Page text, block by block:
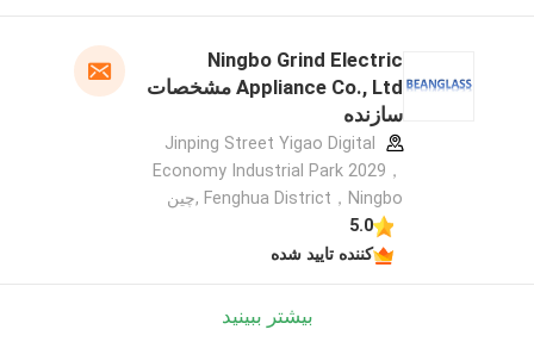
Ningbo Grind Electric
Appliance Co., Ltd مشخصات
سازنده
Jinping Street Yigao Digital
Economy Industrial Park 2029，
Fenghua District，Ningbo ,چین
5.0
کننده تایید شده
بیشتر ببینید